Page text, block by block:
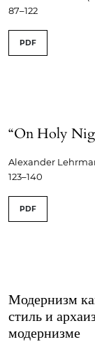
87–122
PDF
“On Holy
Alexander
123–140
PDF
Модернизм
стиль и
модернизме